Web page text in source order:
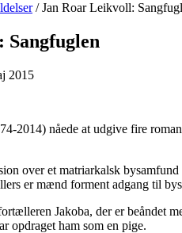
/Jan Roar Leikvoll:
2015
2014) nåede at udgive fire
over et matriarkalsk
er mænd forment adgang til
Jakoba, der er beåndet
opdraget ham som en pige.